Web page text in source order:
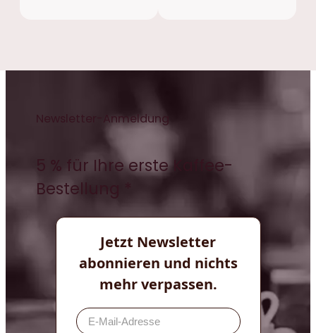
Newsletter-Anmeldung
5 % für Ihre erste Kaffee-
Bestellung *
Jetzt Newsletter
abonnieren und nichts
mehr verpassen.